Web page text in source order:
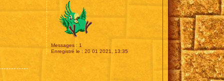
Messages : 1
Enregistré le : 20 01 2021, 13:35